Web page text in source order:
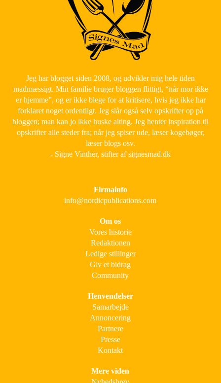
Jeg har blogget siden 2008, og udvikler mig hele tiden
madmæssigt. Min familie bruger bloggen flittigt, “når mor ikke
er hjemme”, og er ikke blege for at kritisere, hvis jeg ikke har
forklaret noget ordentligt. Jeg slår også selv opskrifter op på
bloggen; man kan jo ikke huske alting. Jeg henter inspiration til
opskrifter alle steder fra; når jeg spiser ude, læser kogebøger,
læser blogs osv.
- Signe Vinther, stifter af signesmad.dk
Firmainfo
info@nordicpublications.com
Om os
Vores historie
Redaktionen
Ledige stillinger
Giv et bidrag
Community
Henvendelser
Samarbejde
Annoncering
Partnere
Presse
Kontakt
Mere viden